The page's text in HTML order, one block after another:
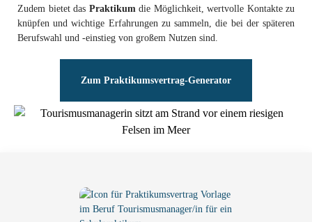
Zudem bietet das Praktikumdie Möglichkeit, wertvolle Kontakte zu
knüpfen und wichtige Erfahrungen zu sammeln, die bei der späteren
Berufswahl und -einstieg von großem Nutzen sind.
Zum Praktikumsvertrag-Generator